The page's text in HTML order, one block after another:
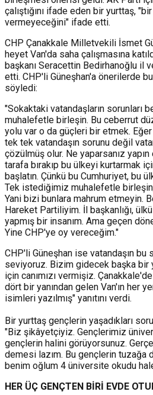
çalıştığını ifade eden bir yurttaş,
vermeyeceğini" ifade etti.
CHP Çanakkale Milletvekili İsmet
heyet Van'da saha çalışmasına
başkanı Seracettin Bedirhanoğlu il
etti. CHP'li Güneşhan'a önerilerde
söyledi:
"Sokaktaki vatandaşların sorunları
muhalefetle birleşin. Bu ceberrut
yolu var o da güçleri bir etmek.
tek tek vatandaşın sorunu değil
çözülmüş olur. Ne yaparsanız
tarafa bırakıp bu ülkeyi kurtarmak
başlatın. Çünkü bu Cumhuriyet, bu
Tek istediğimiz muhalefetle
Yani bizi bunlara mahrum etmeyin.
Hareket Partiliyim. İl başkanlığı, ülkü
yapmış bir insanım. Ama geçen
Yine CHP'ye oy vereceğim."
CHP'li Güneşhan ise vatandaşın
seviyoruz. Bizim gidecek başka bir
için canımızı vermişiz.
dört bir yanından gelen Van'ın her
isimleri yazılmış" yanıtını verdi.
Bir yurttaş gençlerin yaşadıkları
"Biz şikâyetçiyiz. Gençlerimiz
gençlerin halini görüyorsunuz.
demesi lazım. Bu gençlerin tuzağa
benim oğlum 4 üniversite okudu
HER ÜÇ GENÇTEN BİRİ EVDE